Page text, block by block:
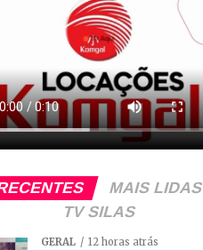
MAIS LIDAS
TV SILAS
GERAL 12 horas atrás